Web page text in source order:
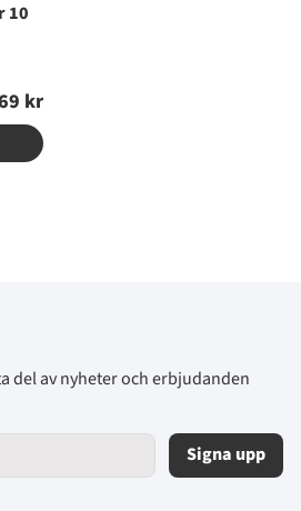
10
kr
del av nyheter och erbjudanden
Signa upp